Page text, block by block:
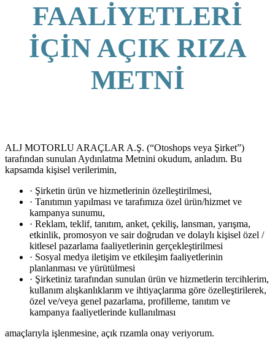
FAALİYETLERİ
İÇİN AÇIK RIZA
METNİ
ALJ MOTORLU ARAÇLAR A.Ş. (“Otoshops veya Şirket”)
tarafından sunulan Aydınlatma Metnini okudum, anladım. Bu
kapsamda kişisel verilerimin,
· Şirketin ürün ve hizmetlerinin özelleştirilmesi,
· Tanıtımın yapılması ve tarafımıza özel ürün/hizmet ve
kampanya sunumu,
· Reklam, teklif, tanıtım, anket, çekiliş, lansman, yarışma,
etkinlik, promosyon ve sair doğrudan ve dolaylı kişisel özel /
kitlesel pazarlama faaliyetlerinin gerçekleştirilmesi
· Sosyal medya iletişim ve etkileşim faaliyetlerinin
planlanması ve yürütülmesi
· Şirketiniz tarafından sunulan ürün ve hizmetlerin tercihlerim,
kullanım alışkanlıklarım ve ihtiyaçlarıma göre özelleştirilerek,
özel ve/veya genel pazarlama, profilleme, tanıtım ve
kampanya faaliyetlerinde kullanılması
amaçlarıyla işlenmesine, açık rızamla onay veriyorum.